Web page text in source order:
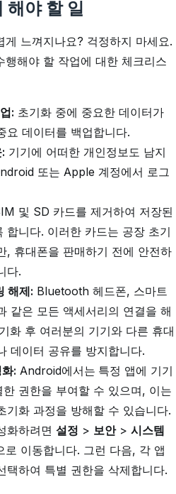
해야 할 일
느껴지나요? 걱정하지 마세요.
행해야 할 작업에 대한 체크리스
: 초기화 중에 중요한 데이터가
요 데이터를 백업합니다.
기기에 어떠한 개인정보도 남지
또는 Apple 계정에서 로그
및 SD 카드를 제거하여 저장된
합니다. 이러한 카드는 공장 초기
, 휴대폰을 판매하기 전에 안전하
다.
해제: Bluetooth 헤드폰, 스마트
같은 모든 액세서리의 연결을 해
화 후 여러분의 기기와 다른 휴대
데이터 공유를 방지합니다.
: Android에서는 특정 앱에 기기
권한을 부여할 수 있으며, 이는
기화 과정을 방해할 수 있습니다.
화하려면 설정 > 보안> 시스템
로 이동합니다. 그런 다음, 각 앱
택하여 특별 권한을 삭제합니다.